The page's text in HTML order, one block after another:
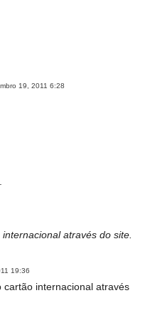
19, 2011 6:28
através do site.
19:36
cartão internacional através